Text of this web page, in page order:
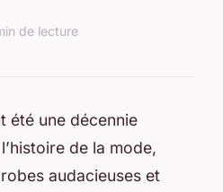
de lecture
été une décennie
de la mode,
audacieuses et